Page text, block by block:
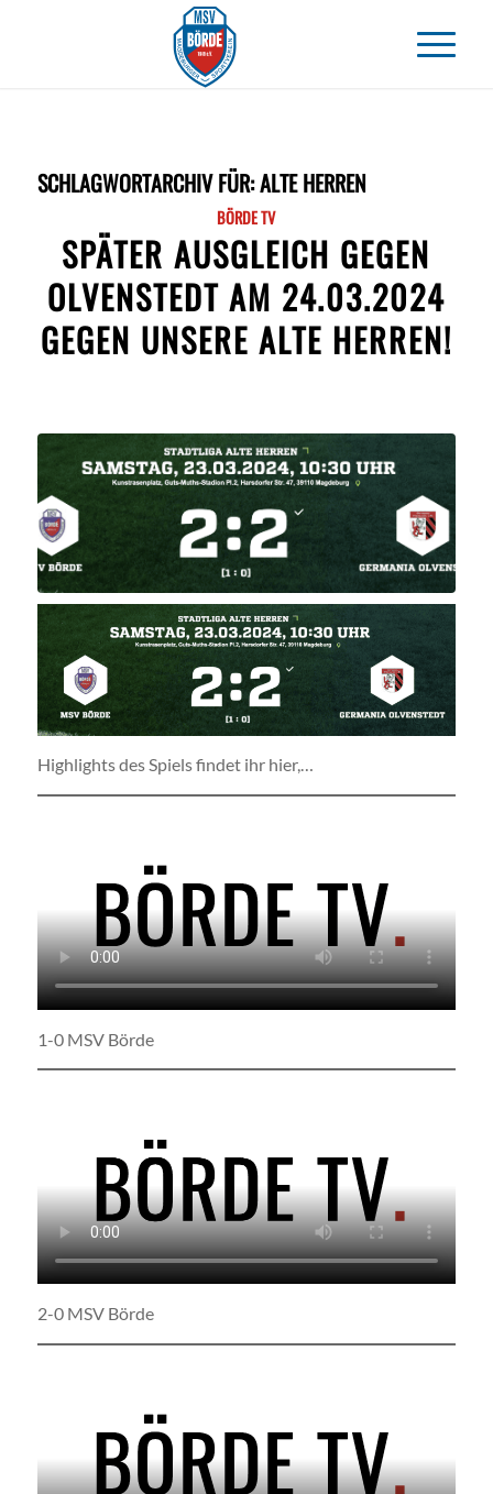
SCHLAGWORTARCHIV FÜR:ALTE HERREN
BÖRDE TV
SPÄTER AUSGLEICH GEGEN
OLVENSTEDT AM 24.03.2024
GEGEN UNSERE ALTE HERREN!
Highlights des Spiels findet ihr hier,…
1-0 MSV Börde
2-0 MSV Börde